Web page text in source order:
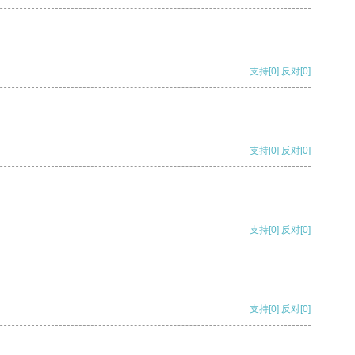
支持[0] 反对[0]
支持[0] 反对[0]
支持[0] 反对[0]
支持[0] 反对[0]